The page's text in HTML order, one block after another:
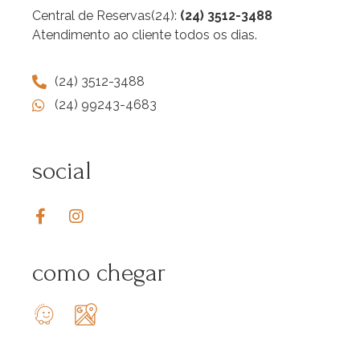
Central de Reservas(24): (24) 3512-3488
Atendimento ao cliente todos os dias.
(24) 3512-3488
(24) 99243-4683
social
como chegar